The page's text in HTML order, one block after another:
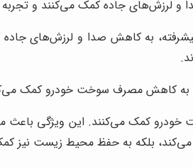
جاده کمک می‌کنند و تجربه
به کاهش صدا و لرزش‌های
به کاهش مصرف سوخت خودرو کمک
کمک می‌کنند. این ویژگی باعث
بلکه به حفظ محیط زیست نیز